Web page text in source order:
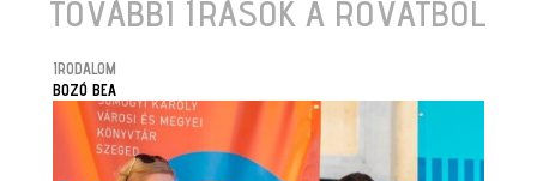
TOVÁBBI ÍRÁSOK A ROVATBÓL
IRODALOM
BOZÓ BEA